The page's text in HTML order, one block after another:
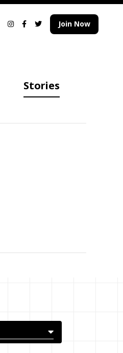
Join Now
Stories